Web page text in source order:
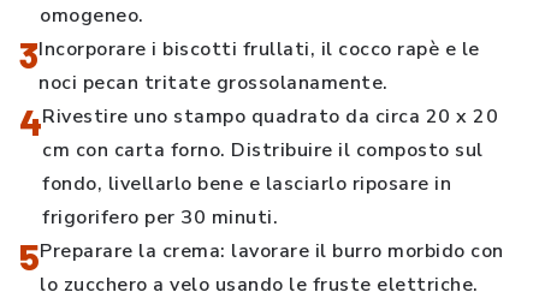
omogeneo.
3Incorporare i biscotti frullati, il cocco rapè e le
noci pecan tritate grossolanamente.
4Rivestire uno stampo quadrato da circa 20 x 20
cm con carta forno. Distribuire il composto sul
fondo, livellarlo bene e lasciarlo riposare in
frigorifero per 30 minuti.
5Preparare la crema: lavorare il burro morbido con
lo zucchero a velo usando le fruste elettriche.